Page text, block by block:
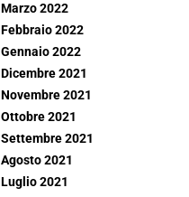
Marzo 2022
Febbraio 2022
Gennaio 2022
Dicembre 2021
Novembre 2021
Ottobre 2021
Settembre 2021
Agosto 2021
Luglio 2021